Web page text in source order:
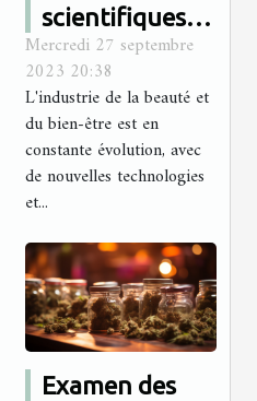
scientifiques
du soin
Hydrafacial
Mercredi 27 septembre
2023 20:38
L'industrie de la beauté et
du bien-être est en
constante évolution, avec
de nouvelles technologies
et...
Examen des